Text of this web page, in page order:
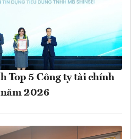
Top 5 Công ty tài chính
2026